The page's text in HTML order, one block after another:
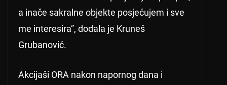
a inače sakralne objekte posjećujem i sve
me interesira”, dodala je Kruneš
Grubanović.
Akcijaši ORA nakon napornog dana i